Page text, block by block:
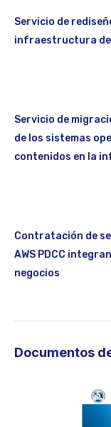
Servicio de
infraestructura de
Servicio de
de los sistemas
contenidos en la
Contratación de
AWS PDCC
negocios
Documentos